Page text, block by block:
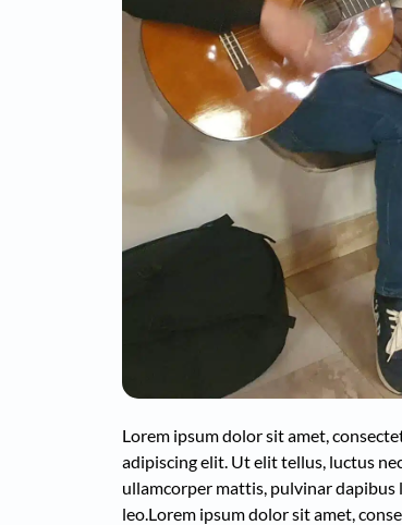
Lorem ipsum dolor sit amet,
adipiscing elit. Ut elit tellus, luctus
ullamcorper mattis, pulvinar dapibus
leo. Lorem ipsum dolor sit amet,